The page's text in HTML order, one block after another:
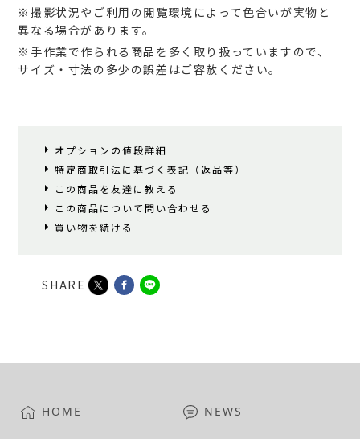
※撮影状況やご利用の閲覧環境によって色合いが実物と
異なる場合があります。
※手作業で作られる商品を多く取り扱っていますので、
サイズ・寸法の多少の誤差はご容赦ください。
オプションの値段詳細
特定商取引法に基づく表記（返品等）
この商品を友達に教える
この商品について問い合わせる
買い物を続ける
SHARE
HOME NEWS